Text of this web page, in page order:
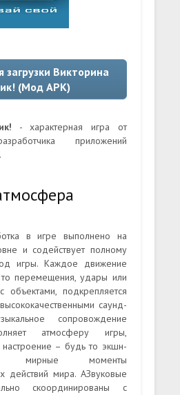
загрузки Викторина
(Мод APK)
- характерная игра от
приложений
в игре выполнено на
и содействует полному
игры. Каждое движение
перемещения, удары или
объектами, подкрепляется
саунд-
сопровождение
атмосферу игры,
– будь то экшн-
мирные моменты
действий мира. АЗвуковые
скоординированы с